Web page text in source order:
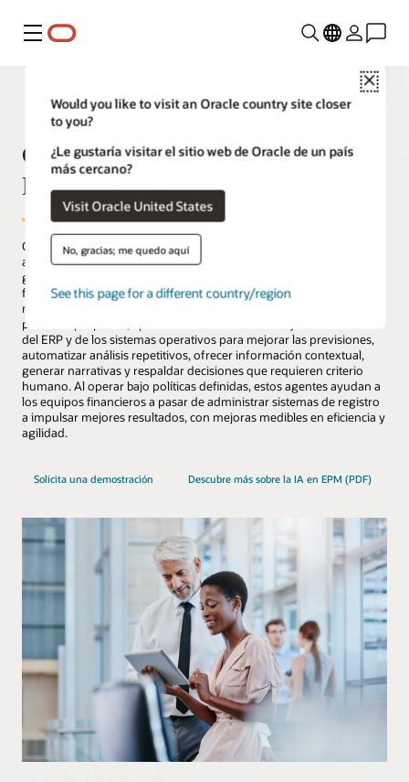
Menú
Close
Would you like to visit an Oracle country site closer
to you?
¿Le gustaría visitar el sitio web de Oracle de un país
más cercano?
Visit Oracle United States
No, gracias; me quedo aquí
See this page for a different country/region
Oracle Fusion Cloud Enterprise
Performance Management
Oracle Fusion Cloud Enterprise Performance Management (EPM)
ayuda a transformar las finanzas con operaciones autónomas
gracias a agentes de IA integrados en la planificación, el cierre
financiero, la elaboración de informes y la gestión de datos
maestros. Las experiencias agénticas, diseñadas específicamente
para este propósito, aprovechan datos confiables y de alta calidad
del ERP y de los sistemas operativos para mejorar las previsiones,
automatizar análisis repetitivos, ofrecer información contextual,
generar narrativas y respaldar decisiones que requieren criterio
humano. Al operar bajo políticas definidas, estos agentes ayudan a
los equipos financieros a pasar de administrar sistemas de registro
a impulsar mejores resultados, con mejoras medibles en eficiencia y
agilidad.
Solicita una demostración Descubre más sobre la IA en EPM (PDF)